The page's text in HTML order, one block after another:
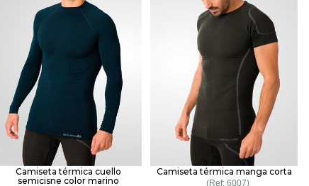
Camiseta térmica cuello
semicisne color marino
Camiseta térmica manga corta
6007